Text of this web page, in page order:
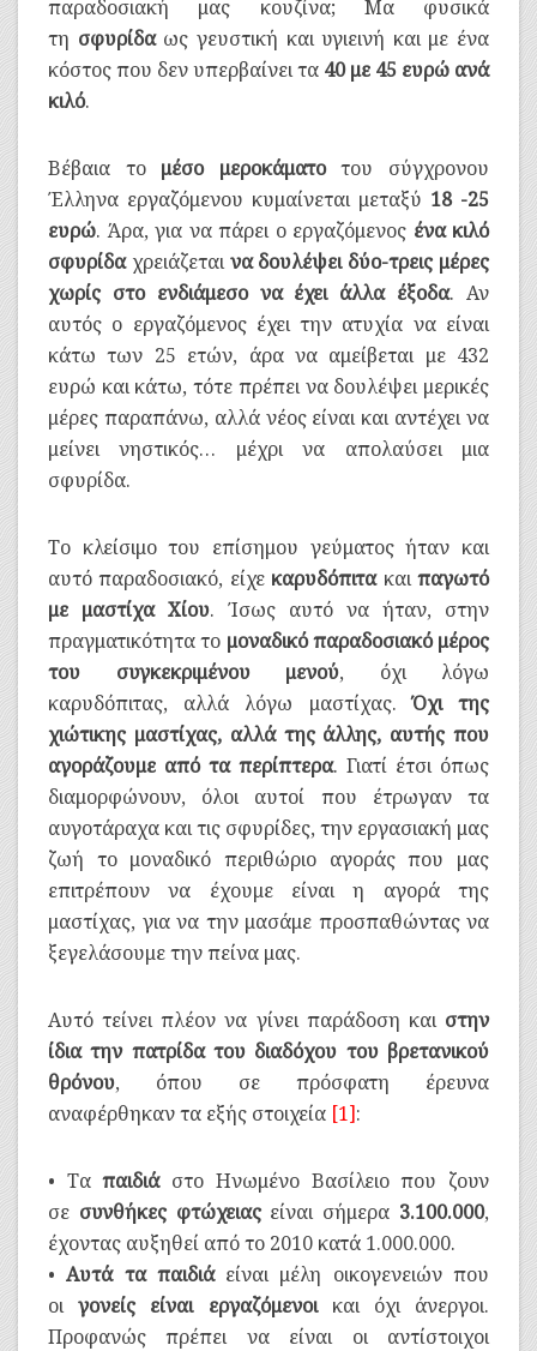
παραδοσιακή μας κουζίνα; Μα φυσικά
τη σφυρίδαως γευστική και υγιεινή και με ένα
κόστος που δεν υπερβαίνει τα 40 με 45 ευρώ ανά
κιλό.
Βέβαια τομέσο μεροκάματοτου σύγχρονου
Έλληνα εργαζόμενου κυμαίνεται μεταξύ 18 -25
ευρώ. Άρα, για να πάρει ο εργαζόμενος ένα κιλό
σφυρίδαχρειάζεταινα δουλέψει δύο-τρεις μέρες
χωρίς στο ενδιάμεσο να έχει άλλα έξοδα. Αν
αυτός ο εργαζόμενος έχει την ατυχία να είναι
κάτω των 25 ετών, άρα να αμείβεται με 432
ευρώ και κάτω, τότε πρέπει να δουλέψει μερικές
μέρες παραπάνω, αλλά νέος είναι και αντέχει να
μείνει νηστικός… μέχρι να απολαύσει μια
σφυρίδα.
Το κλείσιμο του επίσημου γεύματος ήταν και
αυτό παραδοσιακό, είχε καρυδόπιτακαιπαγωτό
με μαστίχα Χίου. Ίσως αυτό να ήταν, στην
πραγματικότητα το μοναδικό παραδοσιακό μέρος
του συγκεκριμένου μενού, όχι λόγω
καρυδόπιτας, αλλά λόγω μαστίχας. Όχι της
χιώτικης μαστίχας, αλλά της άλλης, αυτής που
αγοράζουμε από τα περίπτερα. Γιατί έτσι όπως
διαμορφώνουν, όλοι αυτοί που έτρωγαν τα
αυγοτάραχα και τις σφυρίδες, την εργασιακή μας
ζωή το μοναδικό περιθώριο αγοράς που μας
επιτρέπουν να έχουμε είναι η αγορά της
μαστίχας, για να την μασάμε προσπαθώντας να
ξεγελάσουμε την πείνα μας.
Αυτό τείνει πλέον να γίνει παράδοση καιστην
ίδια την πατρίδα του διαδόχου του βρετανικού
θρόνου, όπου σε πρόσφατη έρευνα
αναφέρθηκαν τα εξής στοιχεία [1]:
• Ταπαιδιάστο Ηνωμένο Βασίλειο που ζουν
σε συνθήκες φτώχειαςείναι σήμερα 3.100.000,
έχοντας αυξηθεί από το 2010 κατά 1.000.000.
•Αυτά τα παιδιάείναι μέλη οικογενειών που
οιγονείς είναι εργαζόμενοικαι όχι άνεργοι.
Προφανώς πρέπει να είναι οι αντίστοιχοι